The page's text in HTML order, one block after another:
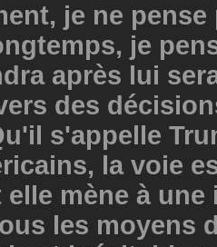
je ne
je
après lui
des
s'appelle
la voie
elle mène à une
les moyens